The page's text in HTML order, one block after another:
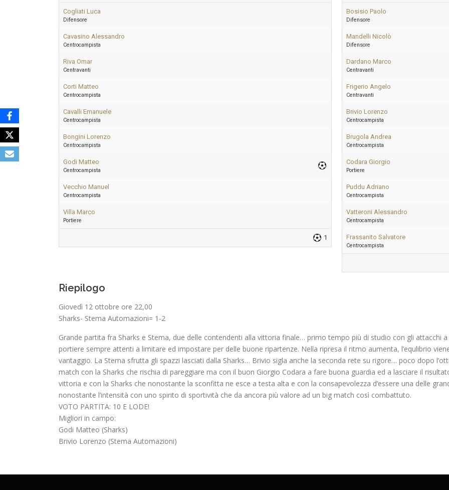
Cogliati Luca
Difensore
Cavasino Alessandro
Centrocampista
Riva Omar
Centravanti
Corti Matteo
Centrocampista
Cavalli Emanuele
Centrocampista
Bongini Lorenzo
Centrocampista
Godi Matteo
Centrocampista
Vecchio Manuel
Centrocampista
Villa Marco
Portiere
1
Bosisio Paolo
Difensore
Mandelli Nicolò
Difensore
Dardano Marco
Centravanti
Frigerio Angelo
Centravanti
Brivio Lorenzo
Centrocampista
Brugola Andrea
Centrocampista
Codara Giorgio
Portiere
Puddu Adriano
Centrocampista
Vatteroni Alessandro
Centrocampista
Frassanito Salvatore
Centrocampista
Riepilogo
Giovedì 12 ottobre ore 22,00
Sharks- Stema Automazioni= 1-2
Grande partita fra Sharks e Stema, due delle contendenti alla vittoria finale… primo tempo più di studio con gli attacchi
portiere sempre attenti a limitare ed impostare per delle buone ripartenze. Nella ripresa il ritmo aumenta, l’equlibrio
vantaggio. La Stema sfrutta gli spazzi lasciati dalla Sharks… Brivio sigla anche la seconda rete su rigore… poco dopo
match con la Sharks che rischia di pareggiare ma con il buon Giorgio Codara a fare buona guardia ed a lasciare il
vittoria e con la Sharks che nonostante la sconfitta ne esce a testa alta e con la consapevolezza d’essere una delle
nonostante l’intensità con uno spirito di sportività che da ancora più valore ad un big match così combattuto.
VOTO PARTITA: 10 E LODE!
Migliori in campo:
Godi Matteo (Sharks)
Brivio Lorenzo (Stema Automazioni)